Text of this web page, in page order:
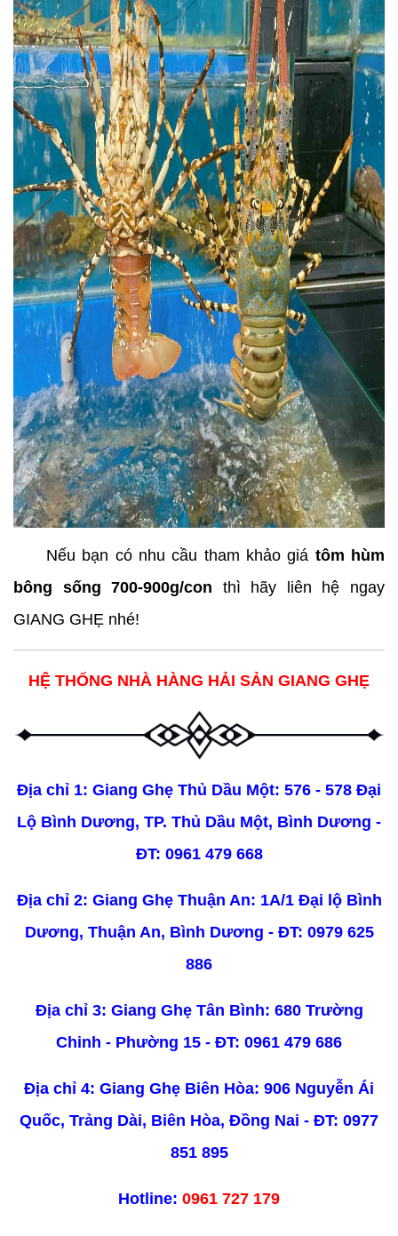
Nếu bạn có nhu cầu tham khảo giá tôm hùm
bông sống 700-900g/con thì hãy liên hệ ngay
GIANG GHẸ nhé!
HỆ THỐNG NHÀ HÀNG HẢI SẢN GIANG GHẸ
Địa chỉ 1: Giang Ghẹ Thủ Dầu Một: 576 - 578 Đại
Lộ Bình Dương, TP. Thủ Dầu Một, Bình Dương -
ĐT: 0961 479 668
Địa chỉ 2: Giang Ghẹ Thuận An: 1A/1 Đại lộ Bình
Dương, Thuận An, Bình Dương - ĐT: 0979 625
886
Địa chỉ 3: Giang Ghẹ Tân Bình: 680 Trường
Chinh - Phường 15 - ĐT: 0961 479 686
Địa chỉ 4: Giang Ghẹ Biên Hòa: 906 Nguyễn Ái
Quốc, Trảng Dài, Biên Hòa, Đồng Nai - ĐT: 0977
851 895
Hotline: 0961 727 179